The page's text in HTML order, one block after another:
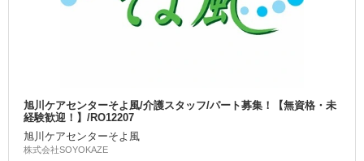
旭川ケアセンターそよ風/介護スタッフ/パート募集！【無資格・未
経験歓迎！】/RO12207
旭川ケアセンターそよ風
株式会社SOYOKAZE